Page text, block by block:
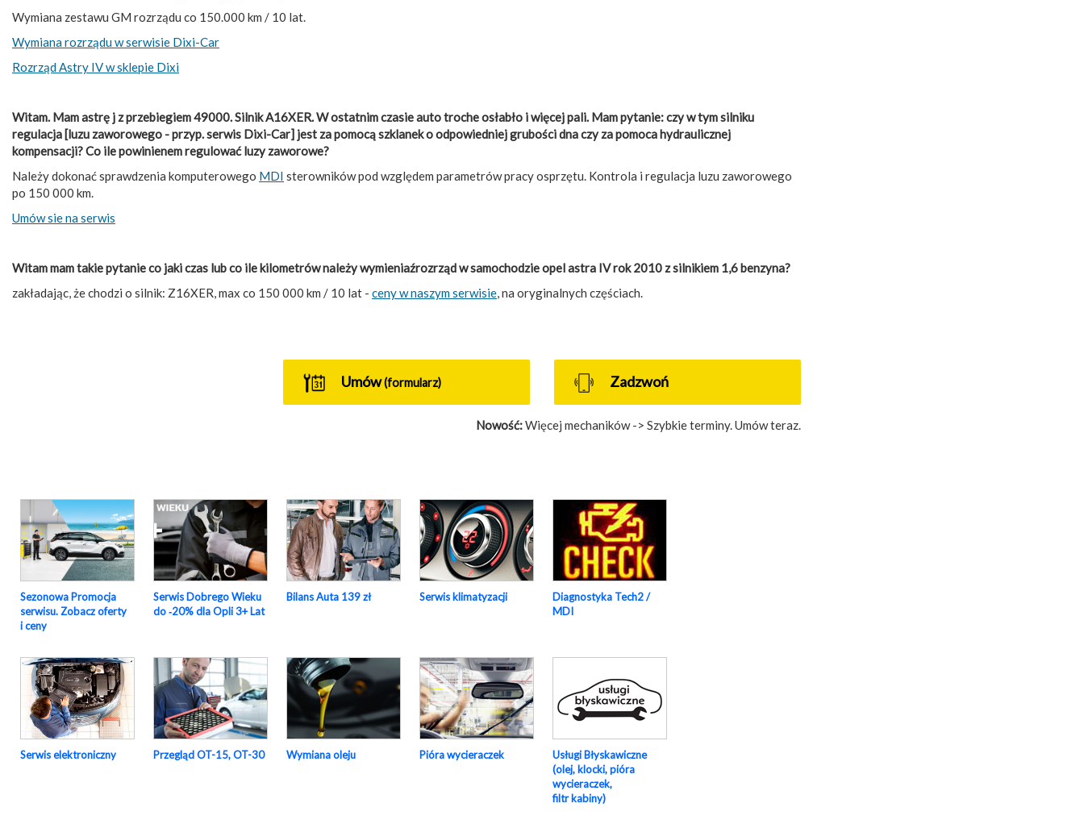
Wymiana zestawu GM rozrządu co 150.000 km / 10 lat.
Wymiana rozrządu w serwisie Dixi-Car
Rozrząd Astry IV w sklepie Dixi
Witam. Mam astrę j z przebiegiem 49000. Silnik A16XER. W ostatnim czasie auto troche osłabło i więcej pali. Mam pytanie: czy w tym silniku
regulacja [luzu zaworowego - przyp. serwis Dixi-Car] jest za pomocą szklanek o odpowiedniej grubości dna czy za pomoca hydraulicznej
kompensacji? Co ile powinienem regulować luzy zaworowe?
Należy dokonać sprawdzenia komputerowego MDI sterowników pod względem parametrów pracy osprzętu. Kontrola i regulacja luzu zaworowego
po 150 000 km.
Umów sie na serwis
Witam mam takie pytanie co jaki czas lub co ile kilometrów należy wymieniaźrozrząd w samochodzie opel astra IV rok 2010 z silnikiem 1,6 benzyna?
zakładając, że chodzi o silnik: Z16XER, max co 150 000 km / 10 lat - ceny w naszym serwisie, na oryginalnych częściach.
Umów(formularz) Zadzwoń
Nowość:Więcej mechaników -> Szybkie terminy. Umów teraz.
Sezonowa Promocja
serwisu. Zobacz oferty
i ceny
Serwis Dobrego Wieku
do ‑20% dla Opli 3+ Lat
Bilans Auta 139 zł Serwis klimatyzacji
Diagnostyka Tech2 /
MDI
Serwis elektroniczny Przegląd OT-15, OT-30 Wymiana oleju Pióra wycieraczek
Usługi Błyskawiczne
(olej, klocki, pióra
wycieraczek,
filtr kabiny)